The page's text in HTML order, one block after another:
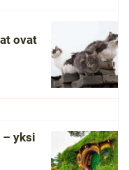
ovat
– yksi